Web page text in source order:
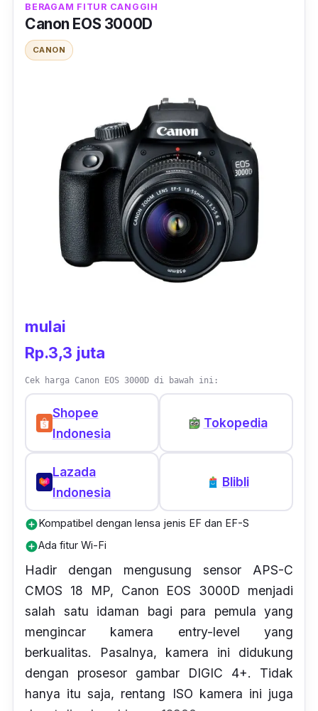
20.1 MP. Ditambah lagi, kamera ini memiliki
optical zoom hingga 35x dengan panjang
fokus hingga 157.5 mm.
yang minim cahaya maka Sony membekali
kamera ini dengan dukunganflash
fotonya lebih cerah. Tidak ketinggalan
kemera ini juga memiliki teknologi steadyshot
untuk menjaga kestabilan objek. Tampilan
antarmuka yang disematkan sendiri juga
mudah digunakan, sehingga tidak akan
membuatmu bingung.
BERAGAM FITUR CANGGIH
Canon EOS 3000D
CANON
mulai
Rp.3,3 juta
Cek harga Canon EOS 3000D di bawah ini:
Shopee
Indonesia
Tokopedia
Lazada
Indonesia
Blibli
add_circle Kompatibel dengan lensa jenis EF dan EF-S
add_circleAda fitur Wi-Fi
Hadir dengan mengusung sensor APS-C
CMOS 18 MP, Canon EOS 3000D menjadi
salah satu idaman bagi para pemula yang
mengincar kamera entry-level yang
berkualitas. Pasalnya, kamera ini didukung
dengan prosesor gambar DIGIC 4+. Tidak
hanya itu saja, rentang ISO kamera ini juga